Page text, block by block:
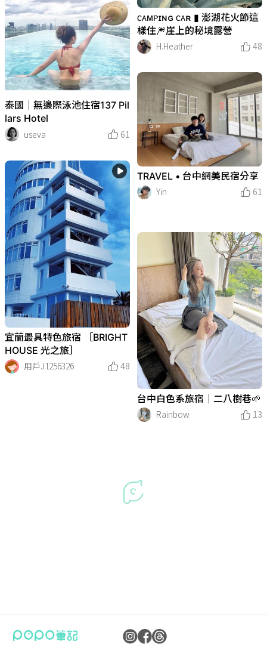
ᴄᴀᴍᴘɪɴɢ ᴄᴀʀ ▮ 澎湖花火節這
樣住🎆崖上的秘境露營
H.Heather
48
泰國｜無邊際泳池住宿137 Pil
lars Hotel
useva
61
TRAVEL • 台中網美民宿分享
Yin
61
宜蘭最具特色旅宿 ［BRIGHT
HOUSE 光之旅］
用戶J1256326
48
台中白色系旅宿｜二八樹巷🌱
Rainbow
13